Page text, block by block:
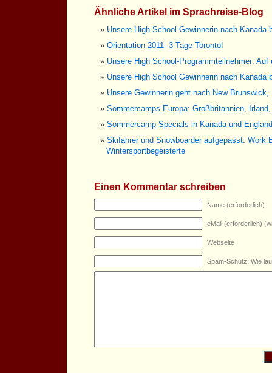
Ähnliche Artikel im Sprachreise-Blog
Unsere High School Gewinnerin nach Kanada
Orientation 2011- 3 Tage Toronto!
Unsere High School-Programmteilnehmer: Auf
Unsere High School Gewinnerin nach Kanada
Unsere Gewinnerin geht nach New Brunswick,
Sommercamps Europa: Großbritannien,
Sommercamp Specials in Kanada und England
Skifahrer und Snowboarder aufgepasst: Work
Wintersportbegeisterte
Einen Kommentar schreiben
Name (erforderlich)
eMail (erforderlich)
Webseite
Spam-Schutz: Wie